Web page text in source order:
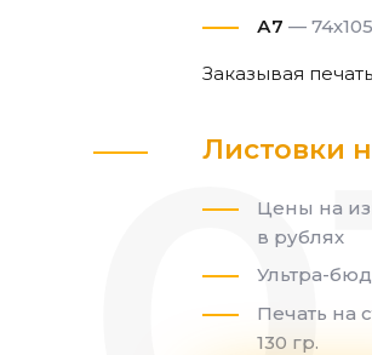
А7 —
Заказывая
Листовки
Цены на
в рублях
Ультра-
Печать на
130 гр.